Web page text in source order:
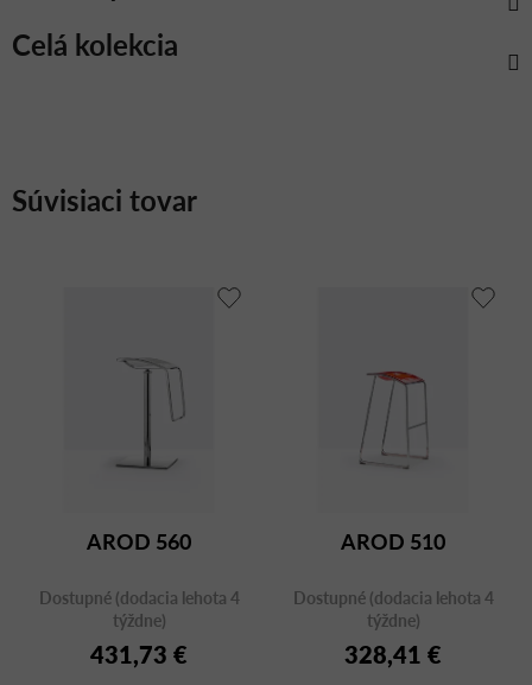
Celá kolekcia
Súvisiaci tovar
AROD 560
Dostupné (dodacia lehota 4
týždne)
431,73 €
AROD 510
Dostupné (dodacia lehota 4
týždne)
328,41 €